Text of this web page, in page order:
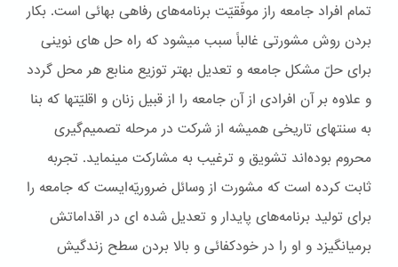
تمام افراد جامعه راز موفّقيّت برنامه‌های رفاهی بهائی است. بکار
بردن روش مشورتی غالباً سبب ميشود که راه حل های نوينی
برای حلّ مشکل جامعه و تعديل بهتر توزيع منابع هر محل گردد
و علاوه بر آن افرادی از آن جامعه را از قبيل زنان و اقليّتها که بنا
به سنتهای تاريخی هميشه از شرکت در مرحله تصميم‌گيری
محروم بوده‌اند تشويق و ترغيب به مشارکت مينمايد. تجربه
ثابت کرده است که مشورت از وسائل ضروريّه‌ايست که جامعه را
برای توليد برنامه‌های پايدار و تعديل شده ای در اقداماتش
برميانگيزد و او را در خودکفائی و بالا بردن سطح زندگيش